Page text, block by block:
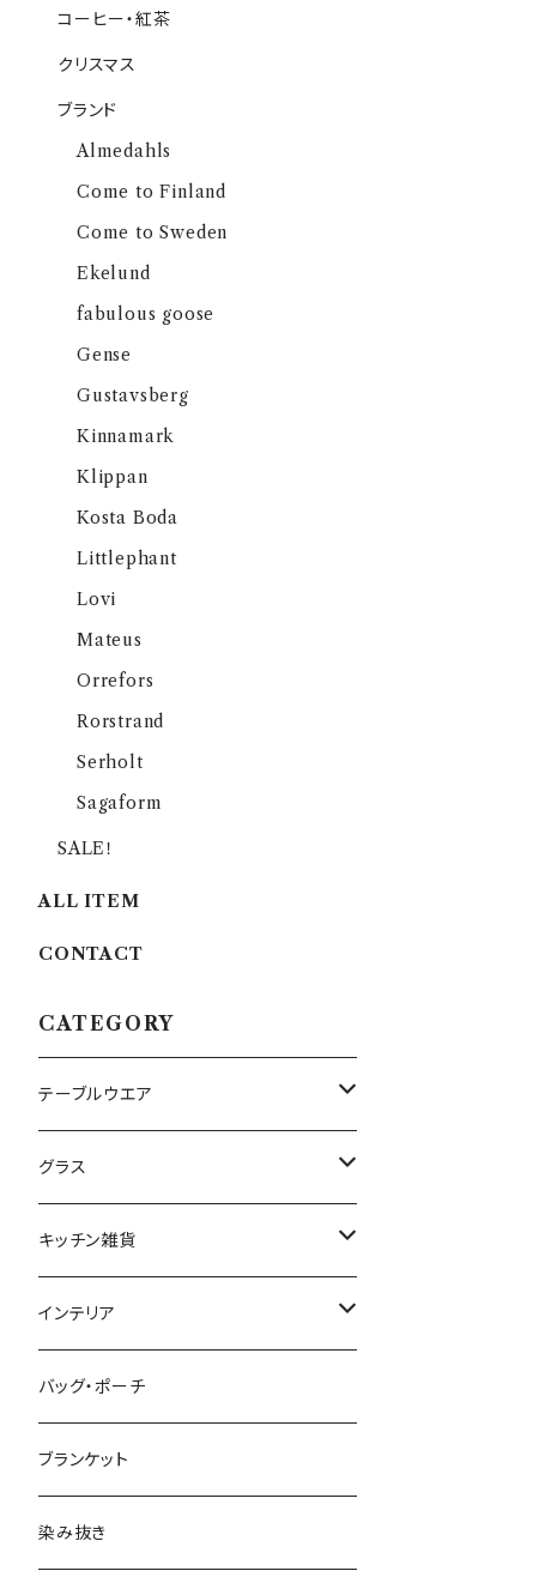
コーヒー・紅茶
クリスマス
ブランド
Almedahls
Come to Finland
Come to Sweden
Ekelund
fabulous goose
Gense
Gustavsberg
Kinnamark
Klippan
Kosta Boda
Littlephant
Lovi
Mateus
Orrefors
Rorstrand
Serholt
Sagaform
SALE！
ALL ITEM
CONTACT
CATEGORY
テーブルウエア
プレート・ボウル（陶磁器）
プレート・ボウル（ガラス）
ティーカップ・マグ
カラフェ
カトラリー
子供用食器
グラス
ワイン・シャンパン
タンブラー・ビール
キッチン雑貨
テーブルランナー、プレースマット、クロ
ス
調味料入れ・保存容器
キッチンタオル
キッチン小物
インテリア
ファブリックパネル
収納
フラワーベース
バッグ・ポーチ
ブランケット
染み抜き